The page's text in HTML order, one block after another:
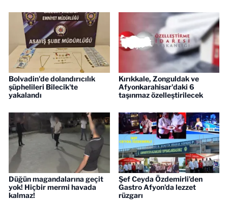
Bolvadin'de dolandırıcılık
şüphelileri Bilecik'te
yakalandı
Kırıkkale, Zonguldak ve
Afyonkarahisar'daki 6
taşınmaz özelleştirilecek
Düğün magandalarına geçit
yok! Hiçbir mermi havada
kalmaz!
Şef Ceyda Özdemirli’den
Gastro Afyon’da lezzet
rüzgarı